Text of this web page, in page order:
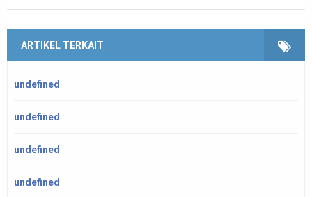
ARTIKEL TERKAIT
undefined
undefined
undefined
undefined